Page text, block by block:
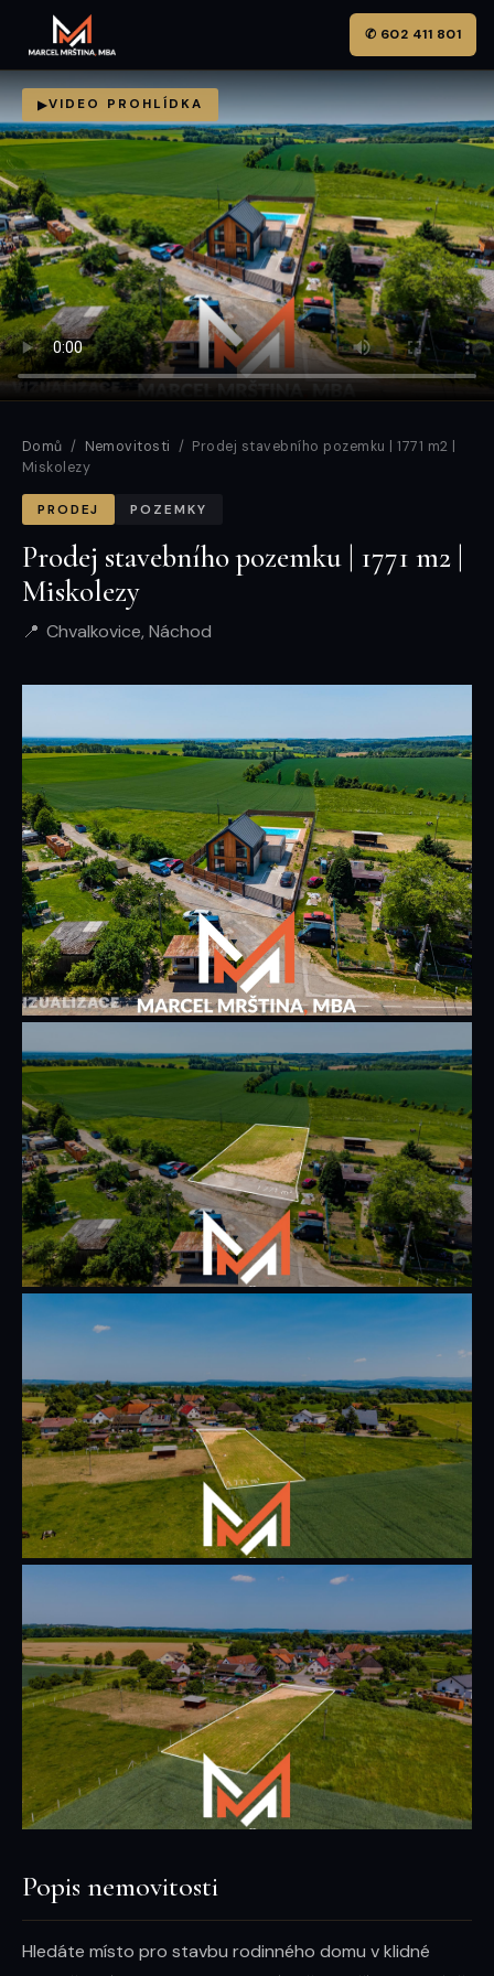
✆ 602 411 801
VIDEO PROHLÍDKA
Domů / Nemovitosti / Prodej stavebního pozemku | 1771 m2 |
Miskolezy
PRODEJ POZEMKY
Prodej stavebního pozemku | 1771 m2 |
Miskolezy
Chvalkovice, Náchod
Popis nemovitosti
Hledáte místo pro stavbu rodinného domu v klidné